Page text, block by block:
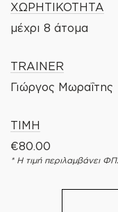
ΧΩΡΗΤΙΚΟΤΗΤΑ
μέχρι 8 άτομα
TRAINER
Γιώργος Μωραΐτης
ΤΙΜΗ
€80.00
* Η τιμή περιλαμβάνει